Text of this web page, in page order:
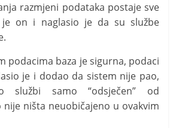
razmjeni podataka postaje sve
on i naglasio je da su službe
podacima baza je sigurna, podaci
je i dodao da sistem nije pao,
samo “odsječen” od
nije ništa neuobičajeno u ovakvim